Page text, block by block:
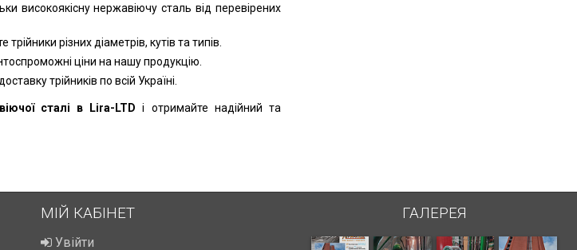
високоякісну нержавіючу сталь від перевірених
різних діаметрів, кутів та типів.
ціни на нашу продукцію.
трійників по всій Україні.
сталі в Lira-LTDі отримайте надійний та
МІЙ КАБІНЕТ
Увійти
ГАЛЕРЕЯ